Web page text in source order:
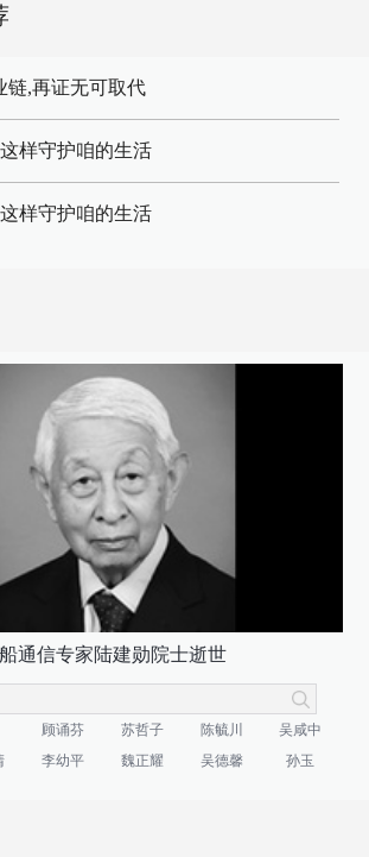
链,再证无可取代
样守护咱的生活
样守护咱的生活
通信专家陆建勋院士逝世
顾诵芬 苏哲子 陈毓川
吴咸中
李幼平 魏正耀 吴德馨 孙玉